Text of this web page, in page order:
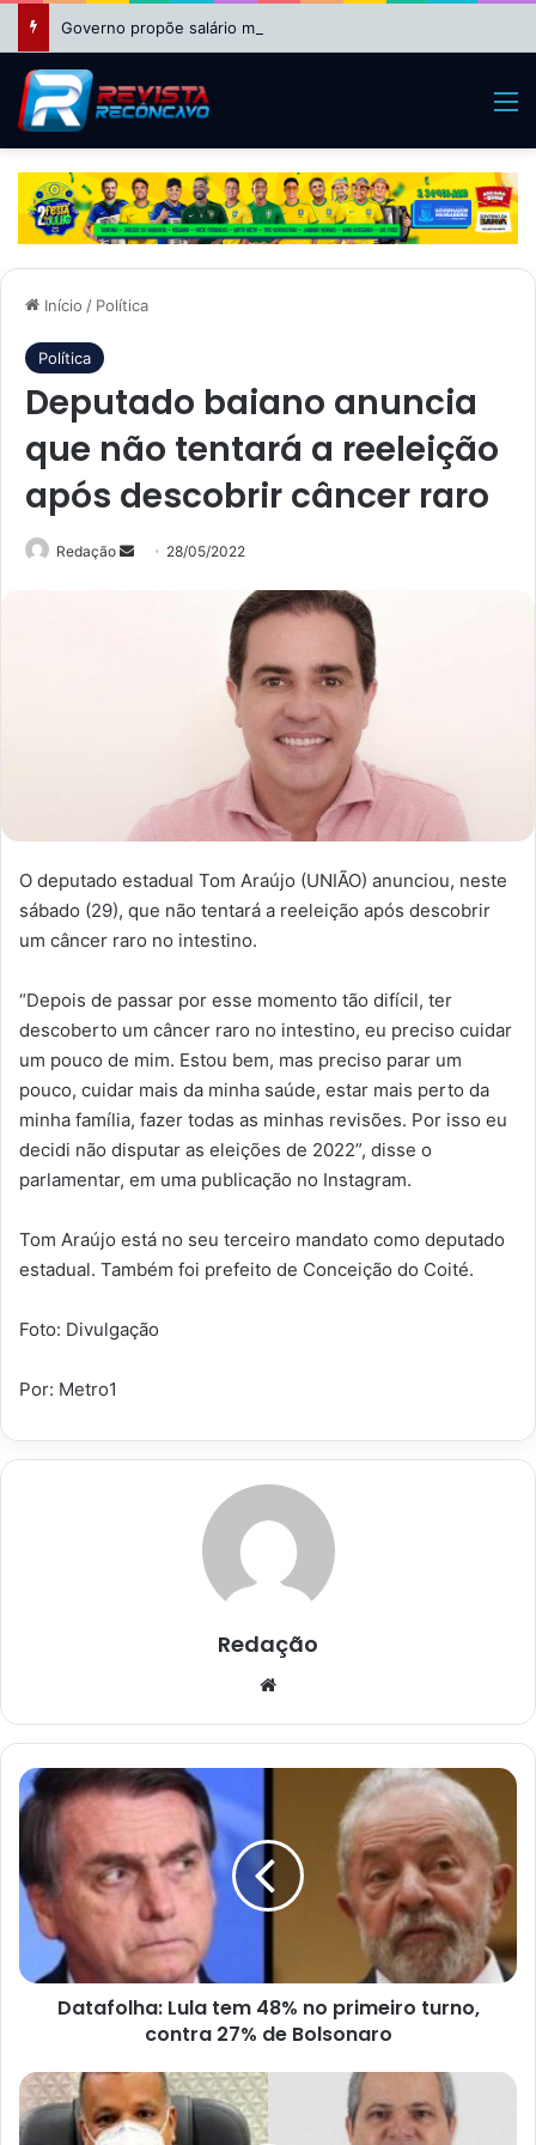
Governo propõe salário mínimo de R$ 1.717 em 2027
Início / Política
Política
Deputado baiano anuncia
que não tentará a reeleição
após descobrir câncer raro
Redação
Mande28/05/2022
O deputado estadual Tom Araújo (UNIÃO) anunciou, neste
sábado (29), que não tentará a reeleição após descobrir
um câncer raro no intestino.
“Depois de passar por esse momento tão difícil, ter
descoberto um câncer raro no intestino, eu preciso cuidar
um pouco de mim. Estou bem, mas preciso parar um
pouco, cuidar mais da minha saúde, estar mais perto da
minha família, fazer todas as minhas revisões. Por isso eu
decidi não disputar as eleições de 2022”, disse o
parlamentar, em uma publicação no Instagram.
Tom Araújo está no seu terceiro mandato como deputado
estadual. Também foi prefeito de Conceição do Coité.
Foto: Divulgação
Por: Metro1
Redação
Datafolha:
Lula
48%
no
primeiro
turno,
contra
27%
Datafolha: Lula tem 48% no primeiro turno,
contra 27% de Bolsonaro
Vereador
Ricardo
Pinheiro